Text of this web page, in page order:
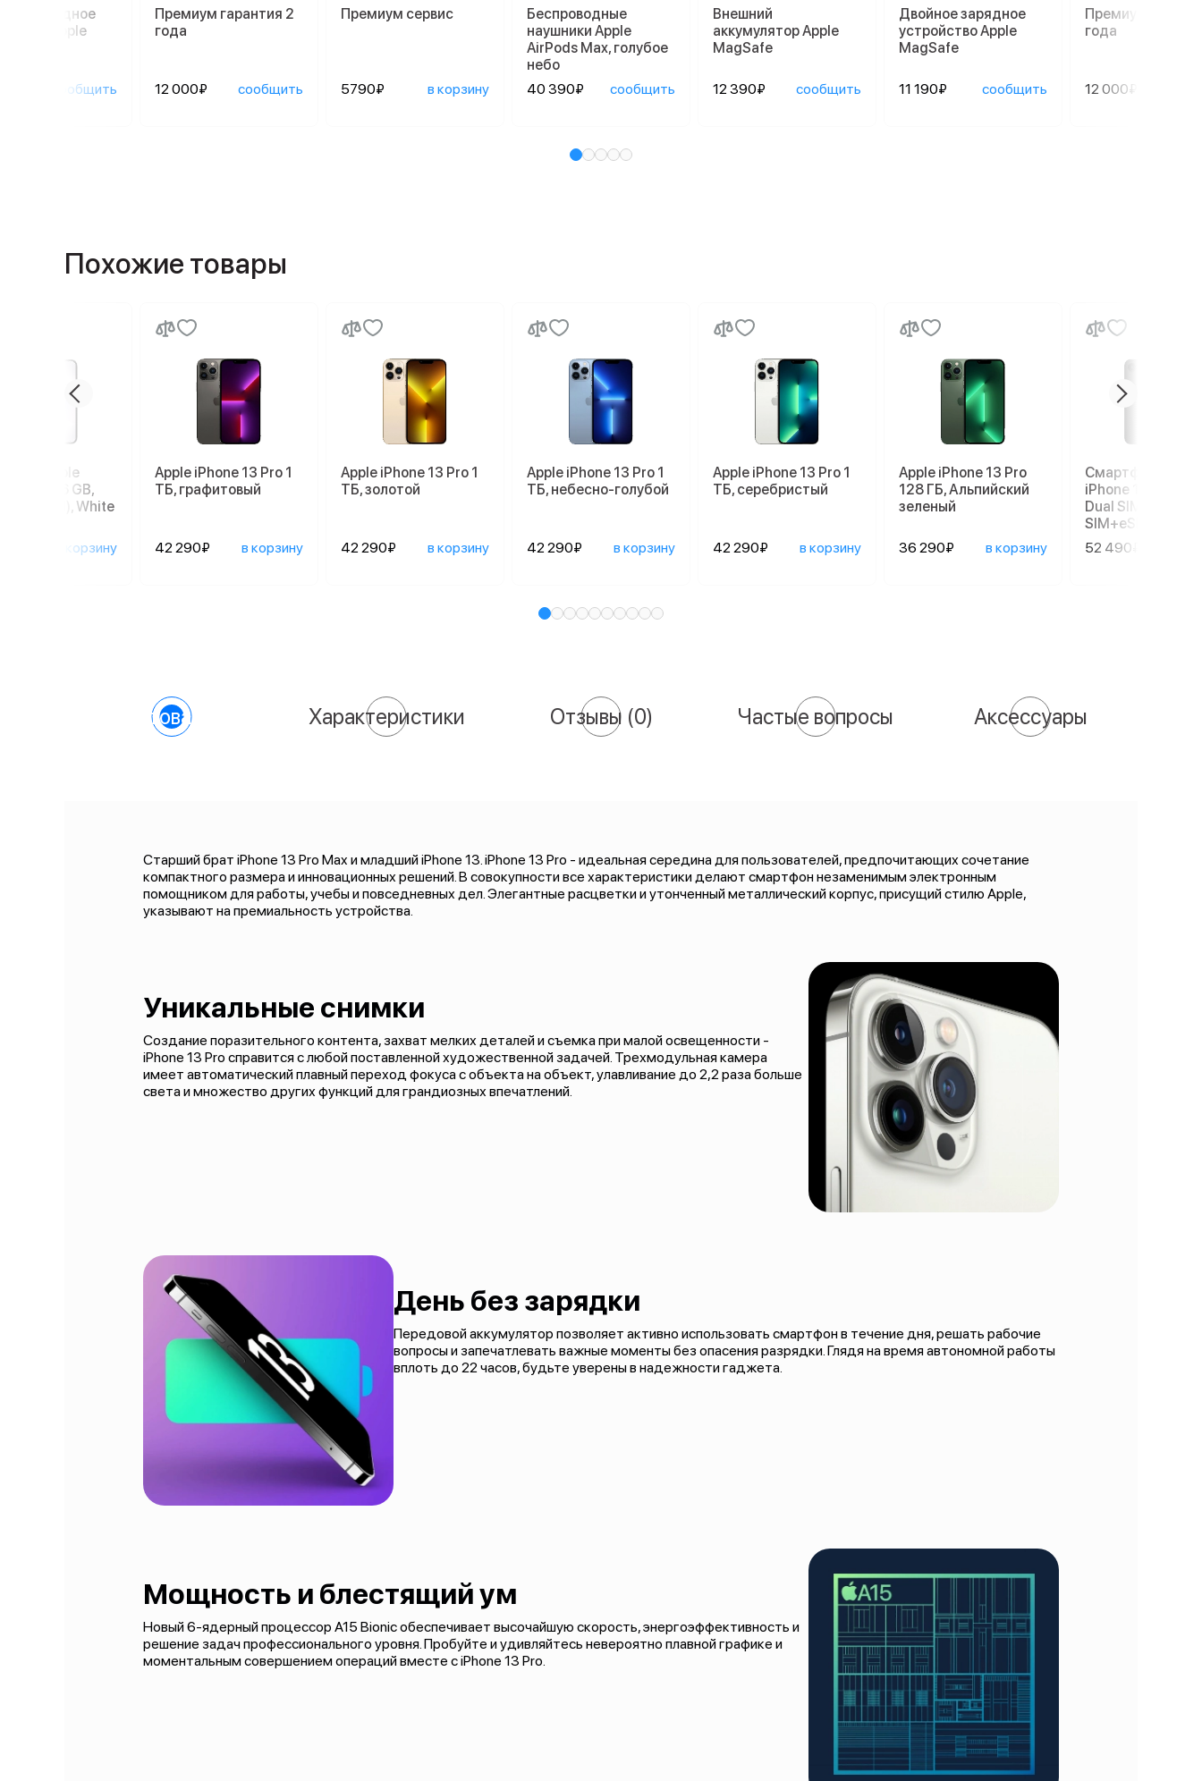
зарядное
Apple
сообщить
Премиум гарантия 2
года
12 000₽ сообщить
Премиум сервис
5790₽ в корзину
Беспроводные
наушники Apple
AirPods Max, голубое
небо
40 390₽
сообщить
Внешний
аккумулятор Apple
MagSafe
12 390₽ сообщить
Двойное зарядное
устройство Apple
MagSafe
11 190₽ сообщить
Премиум
года
12 000₽
Похожие товары
Apple
17e 256 GB,
(eSIM), White
в корзину
Apple iPhone 13 Pro 1
ТБ, графитовый
42 290₽ в корзину
Apple iPhone 13 Pro 1
ТБ, золотой
42 290₽ в корзину
Apple iPhone 13 Pro 1
ТБ, небесно-голубой
42 290₽ в корзину
Apple iPhone 13 Pro 1
ТБ, серебристый
42 290₽ в корзину
Apple iPhone 13 Pro
128 ГБ, Альпийский
зеленый
36 290₽ в корзину
Смартфон Apple
iPhone 17e 256
Dual SIM (nano
SIM+eSIM), Black
52 490₽
О товаре Характеристики Отзывы (0) Частые вопросы Аксессуары
Старший брат iPhone 13 Pro Max и младший iPhone 13. iPhone 13 Pro - идеальная середина для пользователей, предпочитающих сочетание
компактного размера и инновационных решений. В совокупности все характеристики делают смартфон незаменимым электронным
помощником для работы, учебы и повседневных дел. Элегантные расцветки и утонченный металлический корпус, присущий стилю Apple,
указывают на премиальность устройства.
Уникальные снимки
Создание поразительного контента, захват мелких деталей и съемка при малой освещенности -
iPhone 13 Pro справится с любой поставленной художественной задачей. Трехмодульная камера
имеет автоматический плавный переход фокуса с объекта на объект, улавливание до 2,2 раза больше
света и множество других функций для грандиозных впечатлений.
День без зарядки
Передовой аккумулятор позволяет активно использовать смартфон в течение дня, решать рабочие
вопросы и запечатлевать важные моменты без опасения разрядки. Глядя на время автономной работы
вплоть до 22 часов, будьте уверены в надежности гаджета.
Мощность и блестящий ум
Новый 6-ядерный процессор A15 Bionic обеспечивает высочайшую скорость, энергоэффективность и
решение задач профессионального уровня. Пробуйте и удивляйтесь невероятно плавной графике и
моментальным совершением операций вместе с iPhone 13 Pro.